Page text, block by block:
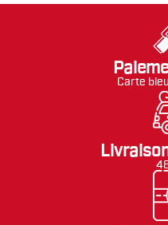
Carte